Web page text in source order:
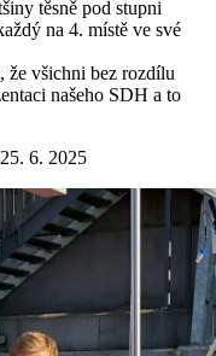
těsně pod stupni
na 4. místě ve své
že všichni bez rozdílu
našeho SDH a to
2025